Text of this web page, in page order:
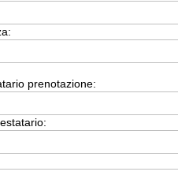
prenotazione: